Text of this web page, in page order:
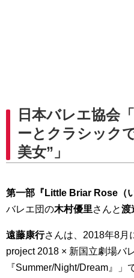
日本バレエ協会
ーとクラシック
美女”」
第一部『Little Briar Rose（
バレエ団の木村優里さんと渡
遠藤康行さんは、2018年8月
project 2018 × 新国立劇場バ
『Summer/Night/Dream』